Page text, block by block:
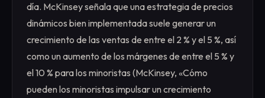
día. McKinsey señala que una estrategia de precios
dinámicos bien implementada suele generar un
crecimiento de las ventas de entre el 2 % y el 5 %, así
como un aumento de los márgenes de entre el 5 % y
el 10 % para los minoristas (McKinsey, «Cómo
pueden los minoristas impulsar un crecimiento